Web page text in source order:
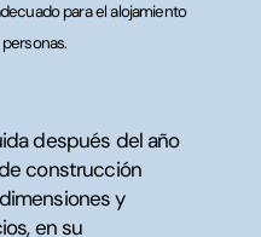
para el alojamiento
después del año
construcción
y
en su